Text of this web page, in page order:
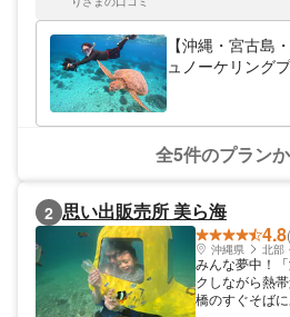
く本当に幸せな経験になりました
くださり、思い出を振り返られてとっ
島のおすすめもたくさん教えていた
リティに心がとってもあったかくなりまし
のつく場所で練習できるので、初
す！！ 星5つじゃ足りません！笑 改めまして、ありがとうござ
いました！！
【沖縄・宮古島
ュノーケリング
ましょう♪新婚
性・お友達旅行に
全5件のプラン
2 思い出販売所 美ら海
4.8
沖縄県 北部
みんな夢中！
クしながら熱
橋のすぐそば